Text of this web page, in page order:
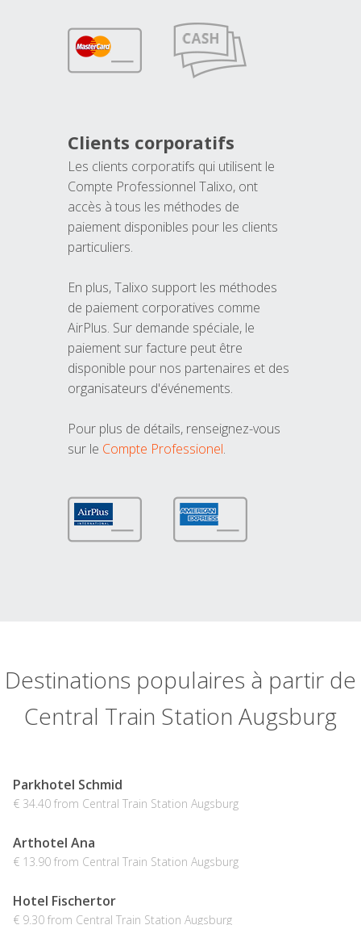
Clients corporatifs
Les clients corporatifs qui utilisent le
Compte Professionnel Talixo, ont
accès à tous les méthodes de
paiement disponibles pour les clients
particuliers.
En plus, Talixo support les méthodes
de paiement corporatives comme
AirPlus. Sur demande spéciale, le
paiement sur facture peut être
disponible pour nos partenaires et des
organisateurs d'événements.
Pour plus de détails, renseignez-vous
sur le Compte Professionel.
Destinations populaires à partir de
Central Train Station Augsburg
Parkhotel Schmid
€ 34.40 from Central Train Station Augsburg
Arthotel Ana
€ 13.90 from Central Train Station Augsburg
Hotel Fischertor
€ 9.30 from Central Train Station Augsburg